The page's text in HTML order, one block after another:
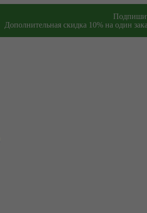
Дополнительная скидка 10% на один